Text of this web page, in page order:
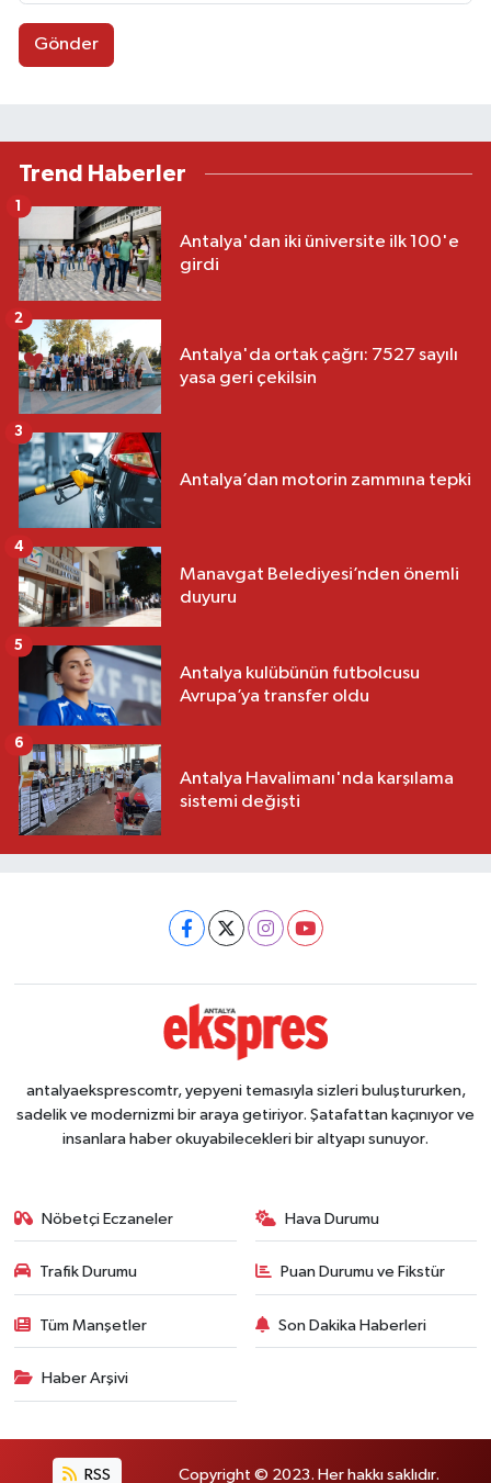
Gönder
Trend Haberler
Antalya'dan iki üniversite ilk 100'e
girdi
1
Antalya'da ortak çağrı: 7527 sayılı
yasa geri çekilsin
2
Antalya’dan motorin zammına tepki
3
Manavgat Belediyesi’nden önemli
duyuru
4
Antalya kulübünün futbolcusu
Avrupa’ya transfer oldu
5
Antalya Havalimanı'nda karşılama
sistemi değişti
6
antalyaeksprescomtr, yepyeni temasıyla sizleri buluştururken,
sadelik ve modernizmi bir araya getiriyor. Şatafattan kaçınıyor ve
insanlara haber okuyabilecekleri bir altyapı sunuyor.
Nöbetçi Eczaneler Hava Durumu
Trafik Durumu Puan Durumu ve Fikstür
Tüm Manşetler Son Dakika Haberleri
Haber Arşivi
RSS Copyright © 2023. Her hakkı saklıdır.